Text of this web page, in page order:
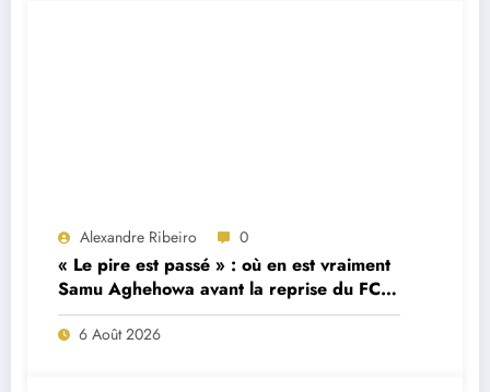
Alexandre Ribeiro 0
« Le pire est passé » : où en est vraiment
Samu Aghehowa avant la reprise du FC
Porto ?
6 Août 2026